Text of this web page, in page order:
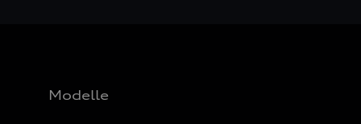
Modelle